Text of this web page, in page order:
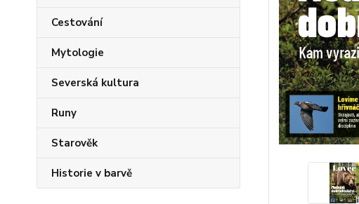
Cestování
Mytologie
Severská kultura
Runy
Starověk
Historie v barvě